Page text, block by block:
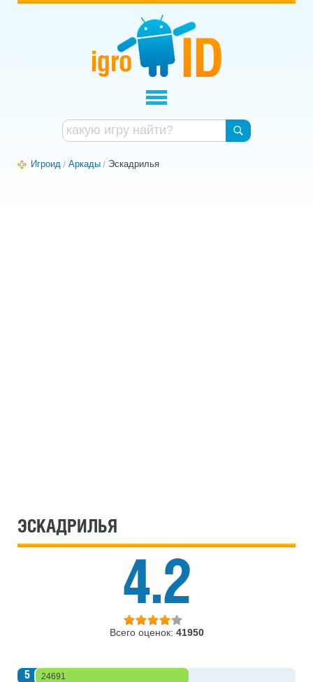
Игроид Аркады Эскадрилья
ЭСКАДРИЛЬЯ
4.2
Всего оценок: 41950
5 24691